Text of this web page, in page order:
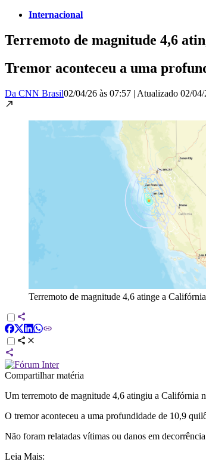
Internacional
Terremoto de magnitude 4,6
Tremor aconteceu a uma
Da CNN Brasil02/04/26 às 07:57 | Atualizado 02/04/
Terremoto de magnitude 4,6 atinge a Califórnia
Compartilhar matéria
Um terremoto de magnitude 4,6 atingiu a Califórnia
O tremor aconteceu a uma profundidade de 10,9
Não foram relatadas vítimas ou danos em
Leia Mais: